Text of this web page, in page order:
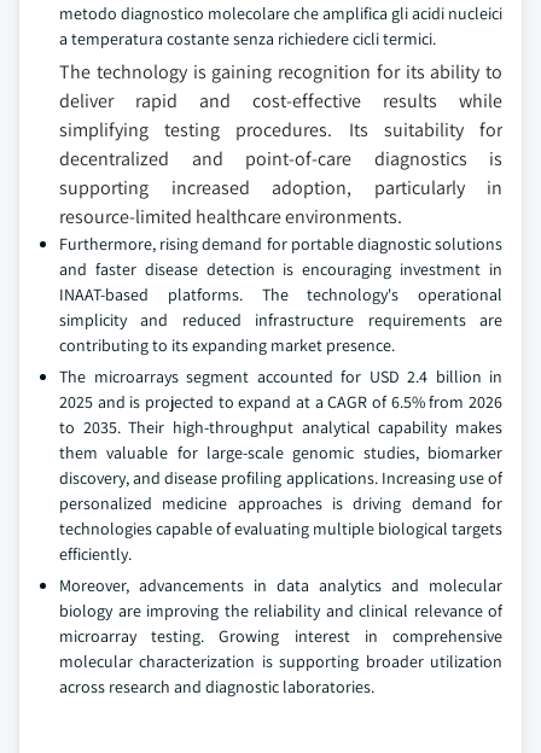
metodo diagnostico molecolare che amplifica gli acidi nucleici
a temperatura costante senza richiedere cicli termici.
The technology is gaining recognition for its ability to
deliver rapid and cost-effective results while
simplifying testing procedures. Its suitability for
decentralized and point-of-care diagnostics is
supporting increased adoption, particularly in
resource-limited healthcare environments.
Furthermore, rising demand for portable diagnostic solutions
and faster disease detection is encouraging investment in
INAAT-based platforms. The technology's operational
simplicity and reduced infrastructure requirements are
contributing to its expanding market presence.
The microarrays segment accounted for USD 2.4 billion in
2025 and is projected to expand at a CAGR of 6.5% from 2026
to 2035. Their high-throughput analytical capability makes
them valuable for large-scale genomic studies, biomarker
discovery, and disease profiling applications. Increasing use of
personalized medicine approaches is driving demand for
technologies capable of evaluating multiple biological targets
efficiently.
Moreover, advancements in data analytics and molecular
biology are improving the reliability and clinical relevance of
microarray testing. Growing interest in comprehensive
molecular characterization is supporting broader utilization
across research and diagnostic laboratories.